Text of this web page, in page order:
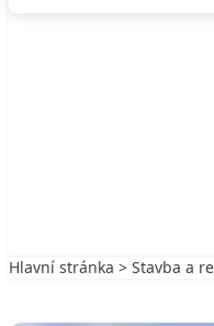
Hlavní stránka > Stavba a